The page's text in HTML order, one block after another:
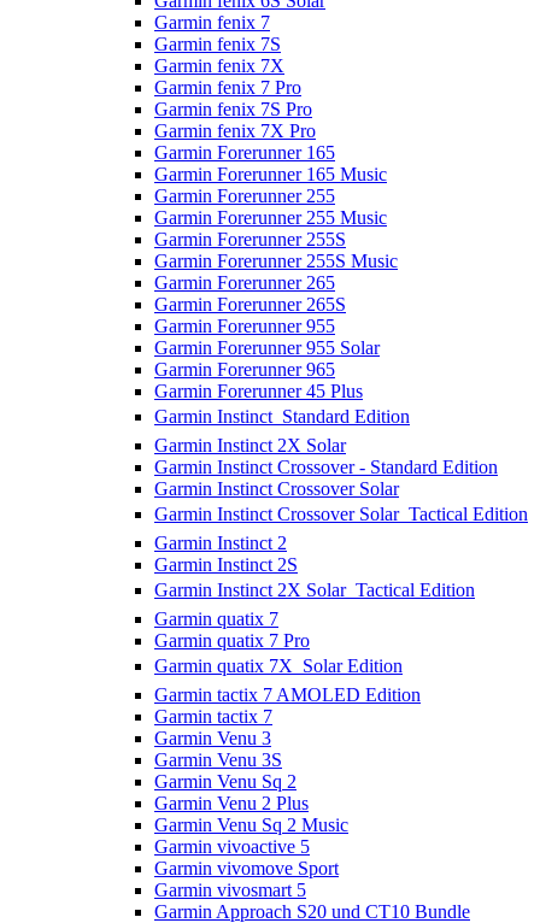
Garmin fenix 7
Garmin fenix 7S
Garmin fenix 7X
Garmin fenix 7 Pro
Garmin fenix 7S Pro
Garmin fenix 7X Pro
Garmin Forerunner 165
Garmin Forerunner 165 Music
Garmin Forerunner 255
Garmin Forerunner 255 Music
Garmin Forerunner 255S
Garmin Forerunner 255S Music
Garmin Forerunner 265
Garmin Forerunner 265S
Garmin Forerunner 955
Garmin Forerunner 955 Solar
Garmin Forerunner 965
Garmin Forerunner 45 Plus
Garmin Instinct  Standard Edition
Garmin Instinct 2X Solar
Garmin Instinct Crossover - Standard Edition
Garmin Instinct Crossover Solar
Garmin Instinct Crossover Solar  Tactical Edition
Garmin Instinct 2
Garmin Instinct 2S
Garmin Instinct 2X Solar  Tactical Edition
Garmin quatix 7
Garmin quatix 7 Pro
Garmin quatix 7X  Solar Edition
Garmin tactix 7 AMOLED Edition
Garmin tactix 7
Garmin Venu 3
Garmin Venu 3S
Garmin Venu Sq 2
Garmin Venu 2 Plus
Garmin Venu Sq 2 Music
Garmin vivoactive 5
Garmin vivomove Sport
Garmin vivosmart 5
Garmin Approach S20 und CT10 Bundle